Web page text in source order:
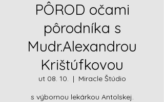
PÔROD očami
pôrodníka s
Mudr.Alexandrou
Krištúfkovou
ut 08. 10.
  |
Miracle Štúdio
s výbornou lekárkou Antolskej.